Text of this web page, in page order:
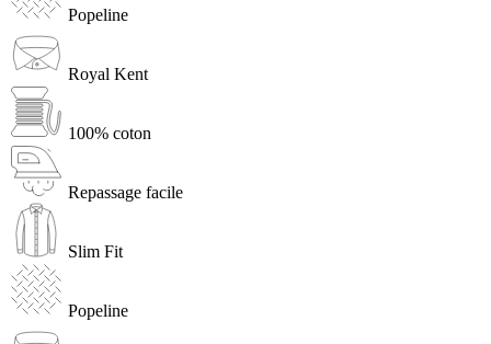
Popeline
Royal Kent
100% coton
Repassage facile
Slim Fit
Popeline